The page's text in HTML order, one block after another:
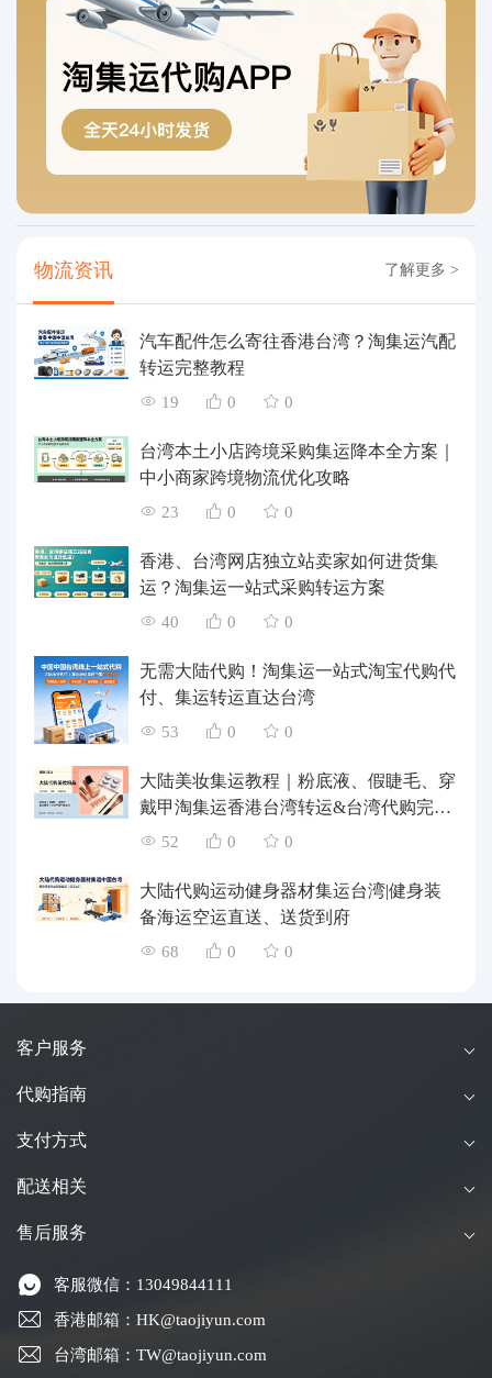
物流资讯 了解更多 >
汽车配件怎么寄往香港台湾？淘集运汽配
转运完整教程
19 0 0
台湾本土小店跨境采购集运降本全方案｜
中小商家跨境物流优化攻略
23 0 0
香港、台湾网店独立站卖家如何进货集
运？淘集运一站式采购转运方案
40 0 0
无需大陆代购！淘集运一站式淘宝代购代
付、集运转运直达台湾
53 0 0
大陆美妆集运教程｜粉底液、假睫毛、穿
戴甲淘集运香港台湾转运&台湾代购完整
指南
52 0 0
大陆代购运动健身器材集运台湾|健身装
备海运空运直送、送货到府
68 0 0
客户服务
代购指南
支付方式
配送相关
售后服务
客服微信：13049844111
香港邮箱：HK@taojiyun.com
台湾邮箱：TW@taojiyun.com